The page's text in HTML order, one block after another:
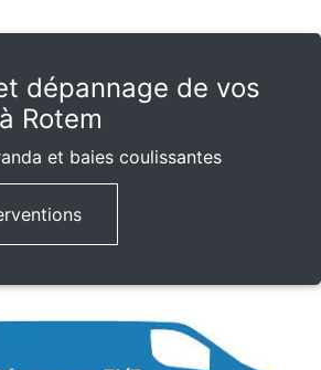
dépannage de vos
Rotem
et baies coulissantes